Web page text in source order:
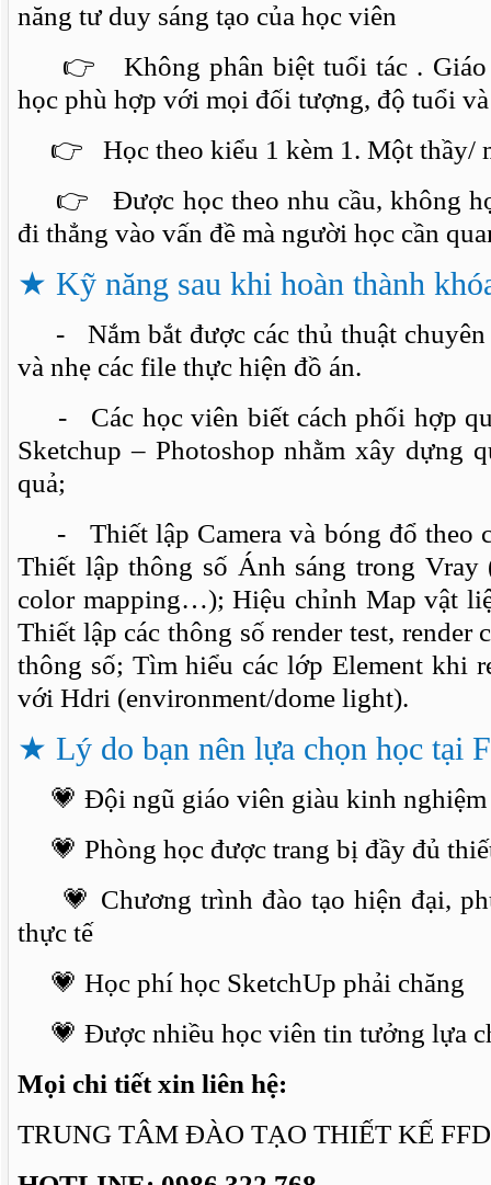
năng tư duy sáng tạo của học viên
👉 Không phân biệt tuổi tác .
học phù hợp với mọi đối tượng, độ tuổi
👉 Học theo kiểu 1 kèm 1. Một thầy/
👉 Được học theo nhu cầu, không
đi thẳng vào vấn đề mà người học cần
★ Kỹ năng sau khi hoàn thành
- Nắm bắt được các thủ thuật chuyên
và nhẹ các file thực hiện đồ án.
- Các học viên biết cách phối hợp
Sketchup – Photoshop nhằm xây dựng
quả;
- Thiết lập Camera và bóng đổ theo
Thiết lập thông số Ánh sáng trong Vray
color mapping…); Hiệu chỉnh Map vật
Thiết lập các thông số render test, render
thông số; Tìm hiểu các lớp Element khi
với Hdri (environment/dome light).
★ Lý do bạn nên lựa chọn học tại
💗 Đội ngũ giáo viên giàu kinh nghiệm
💗 Phòng học được trang bị đầy đủ
💗 Chương trình đào tạo hiện đại,
thực tế
💗 Học phí học SketchUp phải chăng
💗 Được nhiều học viên tin tưởng lựa
Mọi chi tiết xin liên hệ:
TRUNG TÂM ĐÀO TẠO THIẾT KẾ FFD